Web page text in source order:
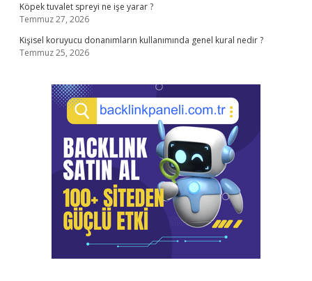
Köpek tuvalet spreyi ne işe yarar ?
Temmuz 27, 2026
Kişisel koruyucu donanımların kullanımında genel kural nedir ?
Temmuz 25, 2026